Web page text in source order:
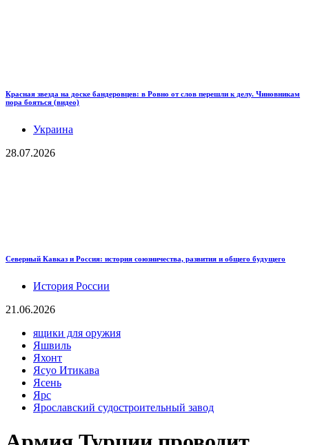
Красная звезда на доске бандеровцев: в Ровно от слов перешли к делу. Чиновникам
пора бояться (видео)
Украина
28.07.2026
Северный Кавказ и Россия: история союзничества, развития и общего будущего
История России
21.06.2026
ящики для оружия
Яшвиль
Яхонт
Ясуо Итикава
Ясень
Ярс
Ярославский судостроительный завод